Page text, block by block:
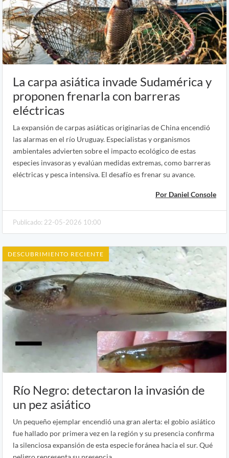
La carpa asiática invade Sudamérica y
proponen frenarla con barreras
eléctricas
La expansión de carpas asiáticas originarias de China encendió
las alarmas en el río Uruguay. Especialistas y organismos
ambientales advierten sobre el impacto ecológico de estas
especies invasoras y evalúan medidas extremas, como barreras
eléctricas y pesca intensiva. El desafío es frenar su avance.
Por Daniel Console
Publicado: 22-05-2026 10:00
DESCUBRIMIENTO RECIENTE
Río Negro: detectaron la invasión de
un pez asiático
Un pequeño ejemplar encendió una gran alerta: el gobio asiático
fue hallado por primera vez en la región y su presencia confirma
la silenciosa expansión de esta especie foránea hacia el sur. Qué